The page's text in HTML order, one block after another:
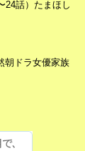
24話）たまほし
朝ドラ女優家族